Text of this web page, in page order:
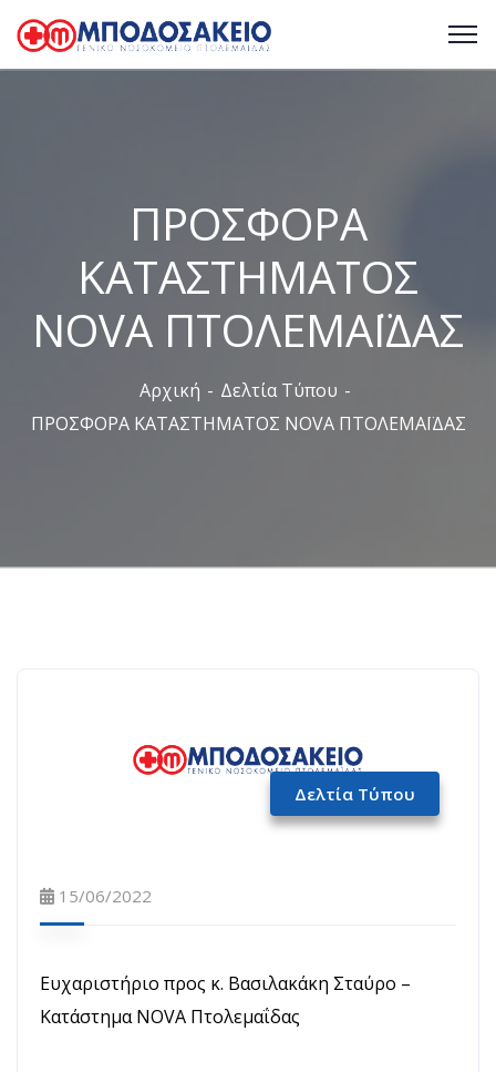
ΠΡΟΣΦΟΡΑ
ΚΑΤΑΣΤΗΜΑΤΟΣ
NOVA ΠΤΟΛΕΜΑΪΔΑΣ
Αρχική
Δελτία Τύπου
ΠΡΟΣΦΟΡΑ ΚΑΤΑΣΤΗΜΑΤΟΣ NOVA ΠΤΟΛΕΜΑΪΔΑΣ
Δελτία Τύπου
15/06/2022
Ευχαριστήριο προς κ. Βασιλακάκη Σταύρο –
Κατάστημα NOVA Πτολεμαΐδας